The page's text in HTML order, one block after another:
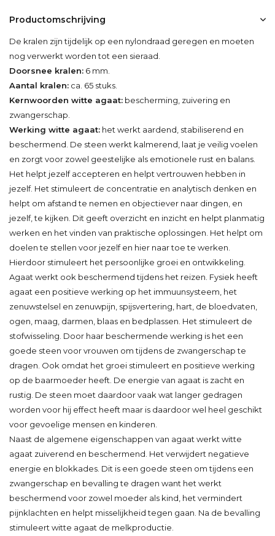
Productomschrijving
De kralen zijn tijdelijk op een nylondraad geregen en moeten
nog verwerkt worden tot een sieraad.
Doorsnee kralen: 6 mm.
Aantal kralen: ca. 65 stuks.
Kernwoorden witte agaat: bescherming, zuivering en
zwangerschap.
Werking witte agaat: het werkt aardend, stabiliserend en
beschermend. De steen werkt kalmerend, laat je veilig voelen
en zorgt voor zowel geestelijke als emotionele rust en balans.
Het helpt jezelf accepteren en helpt vertrouwen hebben in
jezelf. Het stimuleert de concentratie en analytisch denken en
helpt om afstand te nemen en objectiever naar dingen, en
jezelf, te kijken. Dit geeft overzicht en inzicht en helpt planmatig
werken en het vinden van praktische oplossingen. Het helpt om
doelen te stellen voor jezelf en hier naar toe te werken.
Hierdoor stimuleert het persoonlijke groei en ontwikkeling.
Agaat werkt ook beschermend tijdens het reizen. Fysiek heeft
agaat een positieve werking op het immuunsysteem, het
zenuwstelsel en zenuwpijn, spijsvertering, hart, de bloedvaten,
ogen, maag, darmen, blaas en bedplassen. Het stimuleert de
stofwisseling. Door haar beschermende werking is het een
goede steen voor vrouwen om tijdens de zwangerschap te
dragen. Ook omdat het groei stimuleert en positieve werking
op de baarmoeder heeft. De energie van agaat is zacht en
rustig. De steen moet daardoor vaak wat langer gedragen
worden voor hij effect heeft maar is daardoor wel heel geschikt
voor gevoelige mensen en kinderen.
Naast de algemene eigenschappen van agaat werkt witte
agaat zuiverend en beschermend. Het verwijdert negatieve
energie en blokkades. Dit is een goede steen om tijdens een
zwangerschap en bevalling te dragen want het werkt
beschermend voor zowel moeder als kind, het vermindert
pijnklachten en helpt misselijkheid tegen gaan. Na de bevalling
stimuleert witte agaat de melkproductie.